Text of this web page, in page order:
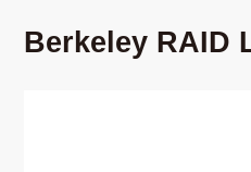
Berkeley RAID